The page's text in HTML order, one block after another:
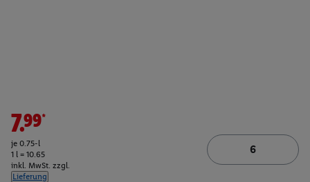
7.99*
je 0.75-l
1 l = 10.65
inkl. MwSt. zzgl.
Lieferung